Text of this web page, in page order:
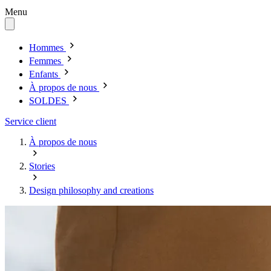
Menu
Hommes
Femmes
Enfants
À propos de nous
SOLDES
Service client
À propos de nous
Stories
Design philosophy and creations